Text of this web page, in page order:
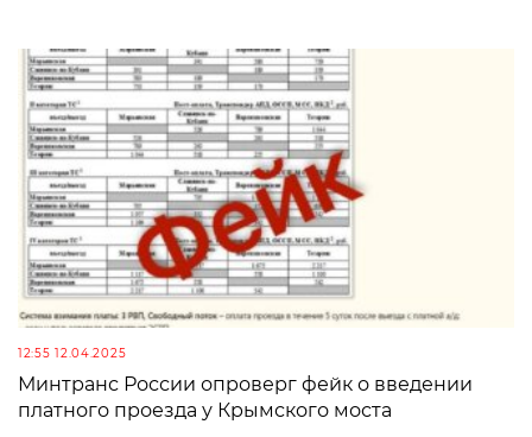
12:55 12.04.2025
Минтранс России опроверг фейк о введении
платного проезда у Крымского моста